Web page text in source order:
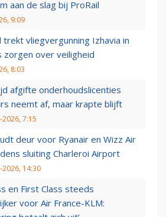
aan de slag bij ProRail
9:09
trekt vliegvergunning Izhavia in
zorgen over veiligheid
8:03
afgifte onderhoudslicenties
neemt af, maar krapte blijft
2026, 7:15
deur voor Ryanair en Wizz Air
sluiting Charleroi Airport
2026, 14:30
en First Class steeds
voor Air France-KLM: